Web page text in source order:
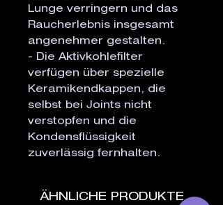
Lunge verringern und das
Raucherlebnis insgesamt
angenehmer gestalten.
- Die Aktivkohlefilter
verfügen über spezielle
Keramikendkappen, die
selbst bei Joints nicht
verstopfen und die
Kondensflüssigkeit
zuverlässig fernhalten.
ÄHNLICHE PRODUKTE